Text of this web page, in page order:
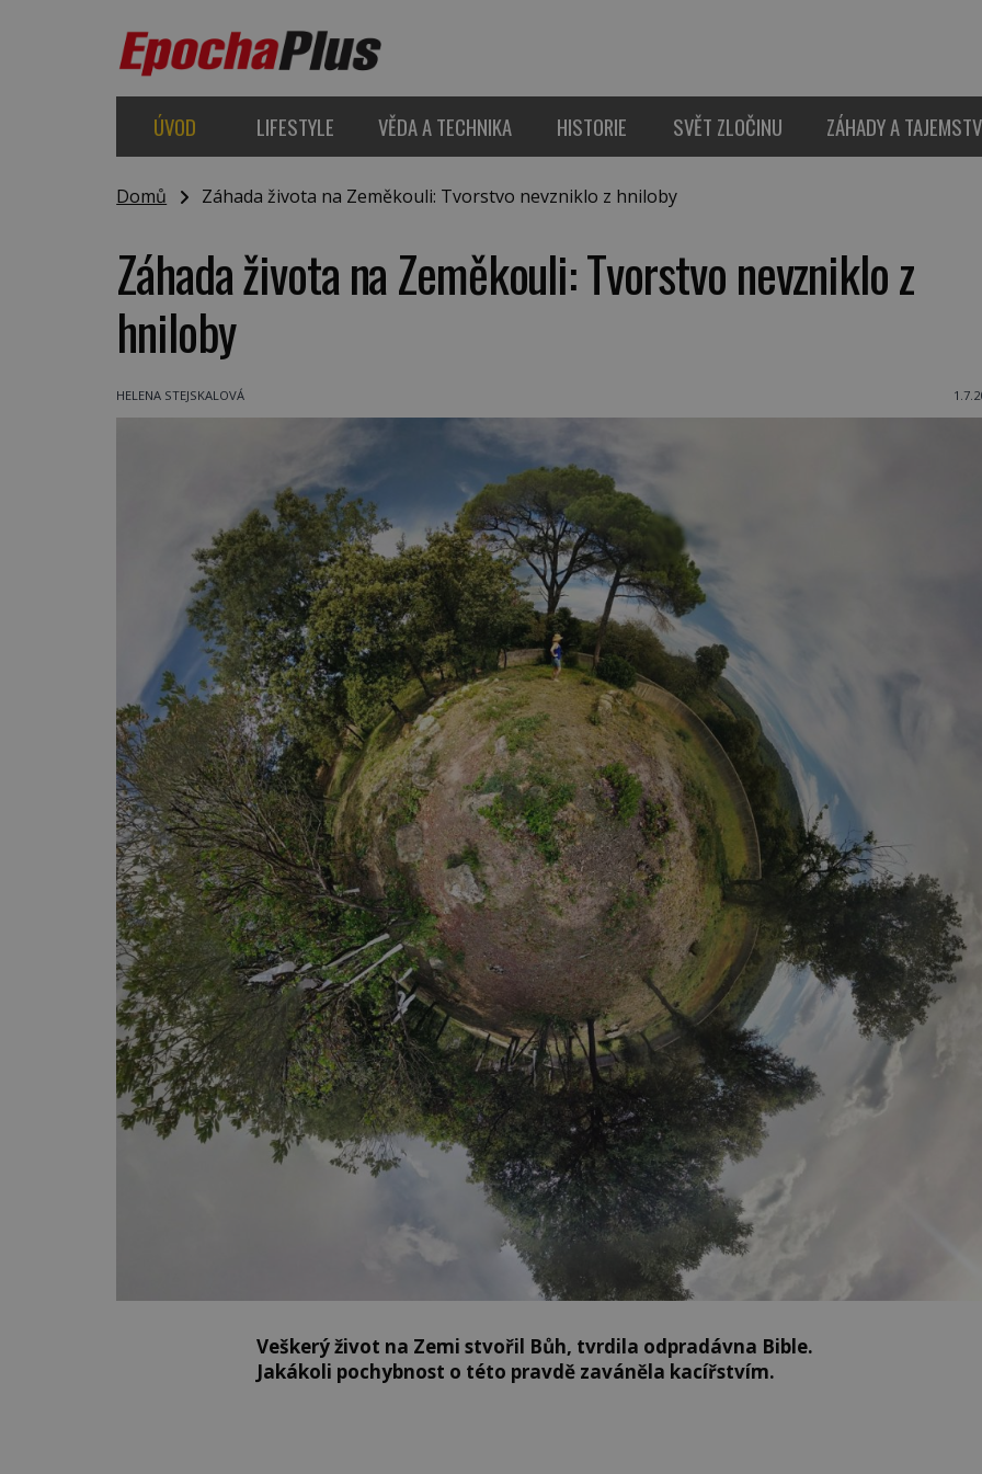
ÚVOD LIFESTYLE VĚDA A TECHNIKA HISTORIE SVĚT ZLOČINU ZÁHADY A
Domů Záhada života na Zeměkouli: Tvorstvo nevzniklo z hniloby
Záhada života na Zeměkouli: Tvorstvo nevzniklo z
hniloby
HELENA STEJSKALOVÁ
Veškerý život na Zemi stvořil Bůh, tvrdila odpradávna Bible.
Jakákoli pochybnost o této pravdě zaváněla kacířstvím.